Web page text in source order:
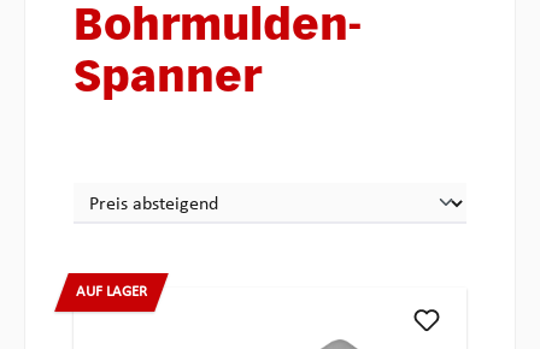
Bohrmulden-
Spanner
AUF LAGER